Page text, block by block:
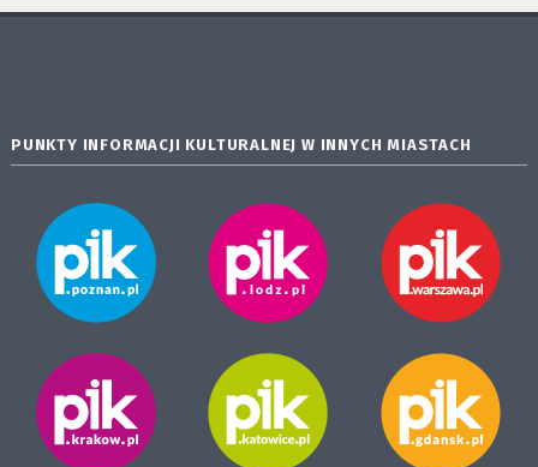
PUNKTY INFORMACJI KULTURALNEJ W INNYCH MIASTACH